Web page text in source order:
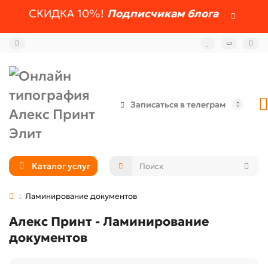
СКИДКА 10%! Подписчикам блога
Записаться в телеграм
Каталог услуг
Ламинирование документов
Алекс Принт - Ламинирование
документов